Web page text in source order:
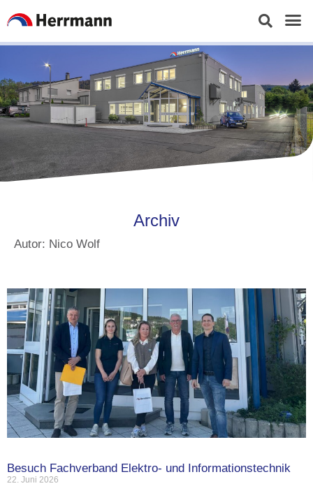
Archiv
Autor: Nico Wolf
Besuch Fachverband Elektro- und Informationstechnik
22. Juni 2026